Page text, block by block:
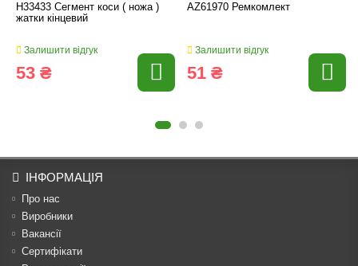
H33433 Сегмент коси ( ножа )
жатки кінцевий
Залишити відгук
53 ₴
AZ61970 Ремкомлект
Залишити відгук
51 ₴
ІНФОРМАЦІЯ
Про нас
Виробники
Вакансії
Сертифікати